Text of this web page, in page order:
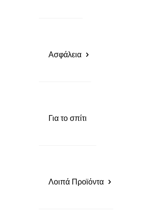
Ασφάλεια
Για το σπίτι
Λοιπά Προϊόντα